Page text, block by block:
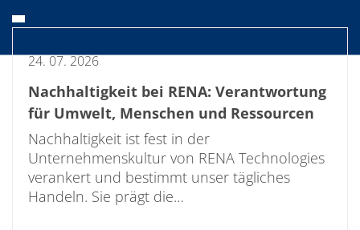
24. 07. 2026
Nachhaltigkeit bei RENA: Verantwortung
für Umwelt, Menschen und Ressourcen
Nachhaltigkeit ist fest in der
Unternehmenskultur von RENA Technologies
verankert und bestimmt unser tägliches
Handeln. Sie prägt die…